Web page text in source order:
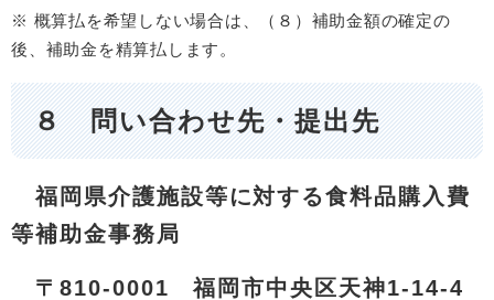
※ 概算払を希望しない場合は、（８）補助金額の確定の
後、補助金を精算払します。
８ 問い合わせ先・提出先
福岡県介護施設等に対する食料品購入費
等補助金事務局​
〒810-0001 福岡市中央区天神1-14-4